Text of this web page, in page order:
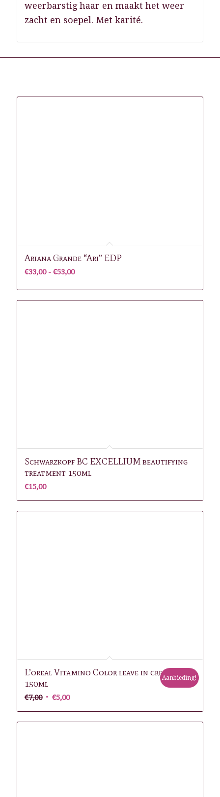
weerbarstig haar en maakt het weer
zacht en soepel. Met karité.
Ariana Grande “Ari” EDP
€33,00 - €53,00Prijsklasse:
Schwarzkopf BC EXCELLIUM beautifying
treatment 150ml
€15,00
L’oreal Vitamino Color leave in cream
150ml
€7,00 Oorspronkelijke
€5,00Huidige
Aanbieding!